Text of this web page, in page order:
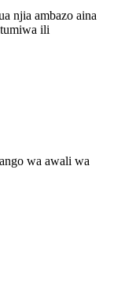
njia ambazo aina
ili
wa awali wa